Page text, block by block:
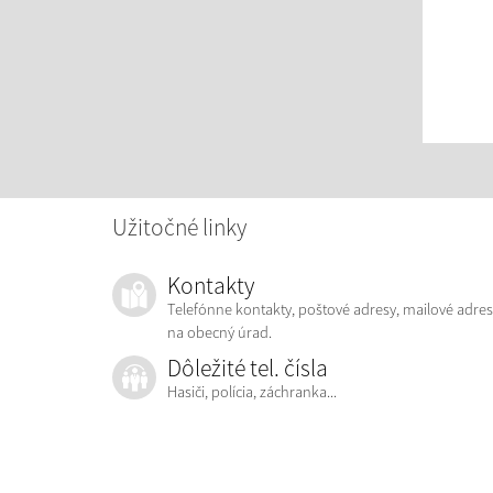
Užitočné linky
Kontakty
Telefónne kontakty, poštové adresy, mailové
na obecný úrad.
Dôležité tel. čísla
Hasiči, polícia, záchranka...